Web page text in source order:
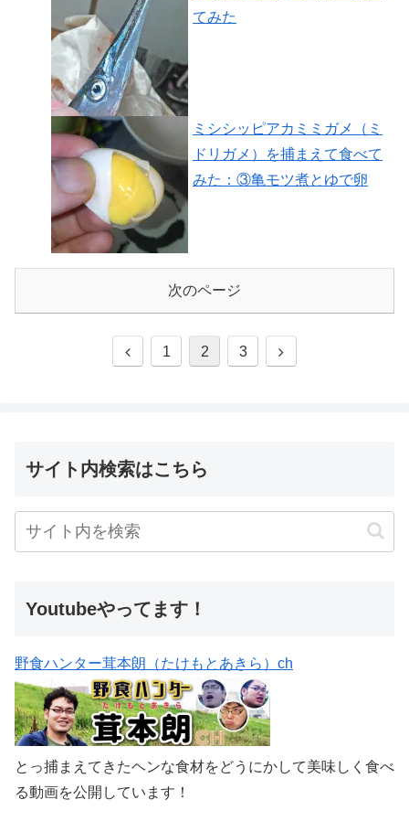
てみた
ミシシッピアカミミガメ（ミ
ドリガメ）を捕まえて食べて
みた：③亀モツ煮とゆで卵
次のページ
1 2 3
サイト内検索はこちら
Youtubeやってます！
野食ハンター茸本朗（たけもとあきら）ch
とっ捕まえてきたヘンな食材をどうにかして美味しく食べ
る動画を公開しています！